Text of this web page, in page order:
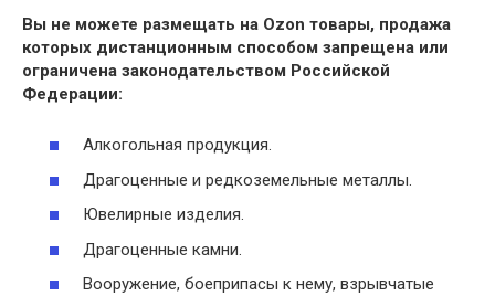
Вы не можете размещать на Ozon товары, продажа
которых дистанционным способом запрещена или
ограничена законодательством Российской
Федерации:
Алкогольная продукция.
Драгоценные и редкоземельные металлы.
Ювелирные изделия.
Драгоценные камни.
Вооружение, боеприпасы к нему, взрывчатые